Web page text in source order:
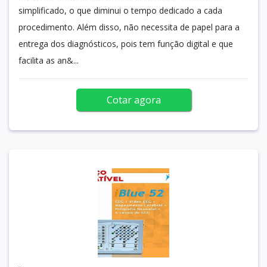
simplificado, o que diminui o tempo dedicado a cada
procedimento. Além disso, não necessita de papel para a
entrega dos diagnósticos, pois tem função digital e que
facilita as an&...
Cotar agora